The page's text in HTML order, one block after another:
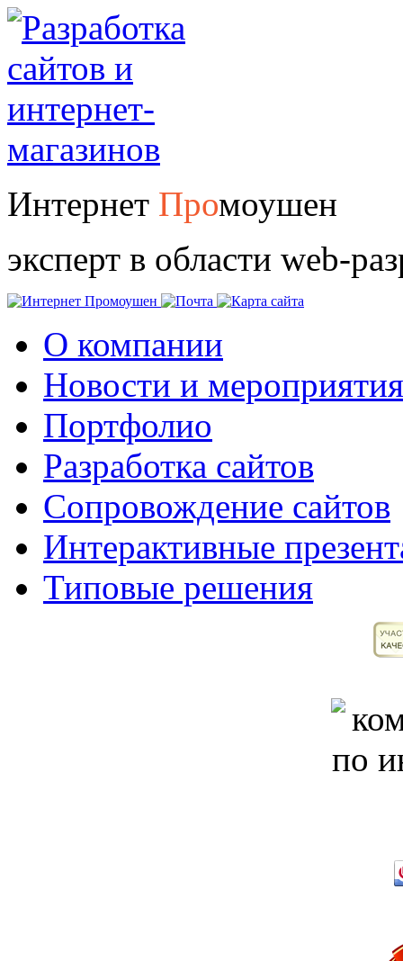
Интернет Промоушен
эксперт в области web-
О компании
Новости и мероприятия
Портфолио
Разработка сайтов
Сопровождение сайтов
Интерактивные
Типовые решения